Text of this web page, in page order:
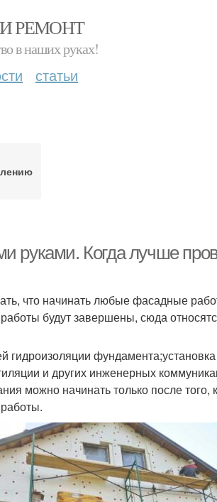
РЕМОНТ
в наших руках!
статьи
руками. Когда лучше
что начинать любые фасадные
будут завершены, сюда
и других инженерных
можно начинать только после